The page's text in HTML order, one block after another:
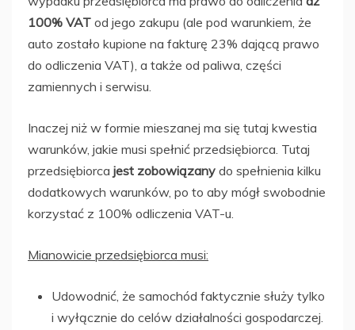
100% VAT od jego zakupu (ale pod warunkiem, że
auto zostało kupione na fakturę 23% dającą prawo
do odliczenia VAT), a także od paliwa, części
zamiennych i serwisu.
Inaczej niż w formie mieszanej ma się tutaj kwestia
warunków, jakie musi spełnić przedsiębiorca. Tutaj
przedsiębiorca jest zobowiązany do spełnienia kilku
dodatkowych warunków, po to aby mógł swobodnie
korzystać z 100% odliczenia VAT-u.
Mianowicie przedsiębiorca musi:
Udowodnić, że samochód faktycznie służy tylko
i wyłącznie do celów działalności gospodarczej.